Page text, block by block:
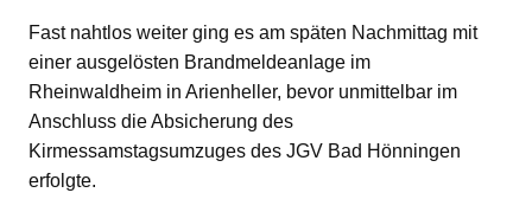
Fast nahtlos weiter ging es am späten Nachmittag mit
einer ausgelösten Brandmeldeanlage im
Rheinwaldheim in Arienheller, bevor unmittelbar im
Anschluss die Absicherung des
Kirmessamstagsumzuges des JGV Bad Hönningen
erfolgte.